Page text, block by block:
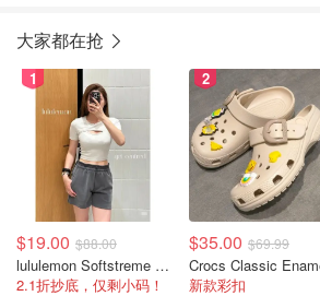
大家都在抢
1
$19.00 $88.00
lululemon Softstreme 女士高腰短裤 10cm
2.1折抄底，仅剩小码！
2
$35.00 $69.99
新款彩扣